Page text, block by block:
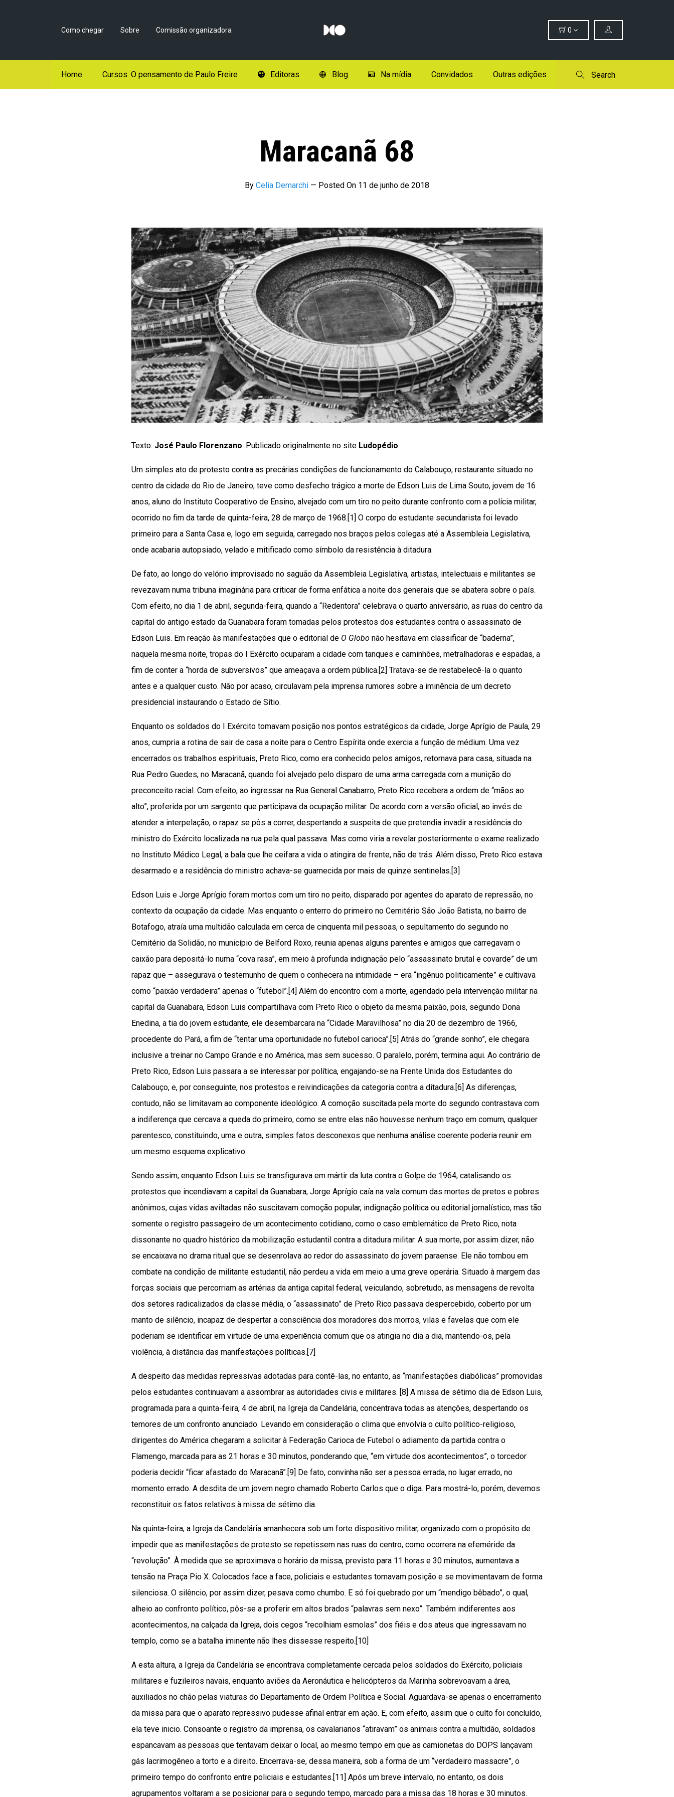
Como chegar Sobre Comissão organizadora 0
Home Cursos: O pensamento de Paulo Freire Editoras Blog Na mídia Convidados Outras edições Search
Maracanã 68
By Celia Demarchi — Posted On 11 de junho de 2018
Texto: José Paulo Florenzano. Publicado originalmente no site Ludopédio.
Um simples ato de protesto contra as precárias condições de funcionamento do Calabouço, restaurante situado no
centro da cidade do Rio de Janeiro, teve como desfecho trágico a morte de Edson Luis de Lima Souto, jovem de 16
anos, aluno do Instituto Cooperativo de Ensino, alvejado com um tiro no peito durante confronto com a polícia militar,
ocorrido no fim da tarde de quinta-feira, 28 de março de 1968.[1] O corpo do estudante secundarista foi levado
primeiro para a Santa Casa e, logo em seguida, carregado nos braços pelos colegas até a Assembleia Legislativa,
onde acabaria autopsiado, velado e mitificado como símbolo da resistência à ditadura.
De fato, ao longo do velório improvisado no saguão da Assembleia Legislativa, artistas, intelectuais e militantes se
revezavam numa tribuna imaginária para criticar de forma enfática a noite dos generais que se abatera sobre o país.
Com efeito, no dia 1 de abril, segunda-feira, quando a “Redentora” celebrava o quarto aniversário, as ruas do centro da
capital do antigo estado da Guanabara foram tomadas pelos protestos dos estudantes contra o assassinato de
Edson Luis. Em reação às manifestações que o editorial de O Globo não hesitava em classificar de “baderna”,
naquela mesma noite, tropas do I Exército ocuparam a cidade com tanques e caminhões, metralhadoras e espadas, a
fim de conter a “horda de subversivos” que ameaçava a ordem pública.[2] Tratava-se de restabelecê-la o quanto
antes e a qualquer custo. Não por acaso, circulavam pela imprensa rumores sobre a iminência de um decreto
presidencial instaurando o Estado de Sítio.
Enquanto os soldados do I Exército tomavam posição nos pontos estratégicos da cidade, Jorge Aprígio de Paula, 29
anos, cumpria a rotina de sair de casa a noite para o Centro Espírita onde exercia a função de médium. Uma vez
encerrados os trabalhos espirituais, Preto Rico, como era conhecido pelos amigos, retornava para casa, situada na
Rua Pedro Guedes, no Maracanã, quando foi alvejado pelo disparo de uma arma carregada com a munição do
preconceito racial. Com efeito, ao ingressar na Rua General Canabarro, Preto Rico recebera a ordem de “mãos ao
alto”, proferida por um sargento que participava da ocupação militar. De acordo com a versão oficial, ao invés de
atender a interpelação, o rapaz se pôs a correr, despertando a suspeita de que pretendia invadir a residência do
ministro do Exército localizada na rua pela qual passava. Mas como viria a revelar posteriormente o exame realizado
no Instituto Médico Legal, a bala que lhe ceifara a vida o atingira de frente, não de trás. Além disso, Preto Rico estava
desarmado e a residência do ministro achava-se guarnecida por mais de quinze sentinelas.[3]
Edson Luis e Jorge Aprígio foram mortos com um tiro no peito, disparado por agentes do aparato de repressão, no
contexto da ocupação da cidade. Mas enquanto o enterro do primeiro no Cemitério São João Batista, no bairro de
Botafogo, atraía uma multidão calculada em cerca de cinquenta mil pessoas, o sepultamento do segundo no
Cemitério da Solidão, no município de Belford Roxo, reunia apenas alguns parentes e amigos que carregavam o
caixão para depositá-lo numa “cova rasa”, em meio à profunda indignação pelo “assassinato brutal e covarde” de um
rapaz que – assegurava o testemunho de quem o conhecera na intimidade – era “ingênuo politicamente” e cultivava
como “paixão verdadeira” apenas o “futebol”.[4] Além do encontro com a morte, agendado pela intervenção militar na
capital da Guanabara, Edson Luis compartilhava com Preto Rico o objeto da mesma paixão, pois, segundo Dona
Enedina, a tia do jovem estudante, ele desembarcara na “Cidade Maravilhosa” no dia 20 de dezembro de 1966,
procedente do Pará, a fim de “tentar uma oportunidade no futebol carioca”.[5] Atrás do “grande sonho”, ele chegara
inclusive a treinar no Campo Grande e no América, mas sem sucesso. O paralelo, porém, termina aqui. Ao contrário de
Preto Rico, Edson Luis passara a se interessar por política, engajando-se na Frente Unida dos Estudantes do
Calabouço, e, por conseguinte, nos protestos e reivindicações da categoria contra a ditadura.[6] As diferenças,
contudo, não se limitavam ao componente ideológico. A comoção suscitada pela morte do segundo contrastava com
a indiferença que cercava a queda do primeiro, como se entre elas não houvesse nenhum traço em comum, qualquer
parentesco, constituindo, uma e outra, simples fatos desconexos que nenhuma análise coerente poderia reunir em
um mesmo esquema explicativo.
Sendo assim, enquanto Edson Luis se transfigurava em mártir da luta contra o Golpe de 1964, catalisando os
protestos que incendiavam a capital da Guanabara, Jorge Aprígio caía na vala comum das mortes de pretos e pobres
anônimos, cujas vidas aviltadas não suscitavam comoção popular, indignação política ou editorial jornalístico, mas tão
somente o registro passageiro de um acontecimento cotidiano, como o caso emblemático de Preto Rico, nota
dissonante no quadro histórico da mobilização estudantil contra a ditadura militar. A sua morte, por assim dizer, não
se encaixava no drama ritual que se desenrolava ao redor do assassinato do jovem paraense. Ele não tombou em
combate na condição de militante estudantil, não perdeu a vida em meio a uma greve operária. Situado à margem das
forças sociais que percorriam as artérias da antiga capital federal, veiculando, sobretudo, as mensagens de revolta
dos setores radicalizados da classe média, o “assassinato” de Preto Rico passava despercebido, coberto por um
manto de silêncio, incapaz de despertar a consciência dos moradores dos morros, vilas e favelas que com ele
poderiam se identificar em virtude de uma experiência comum que os atingia no dia a dia, mantendo-os, pela
violência, à distância das manifestações políticas.[7]
A despeito das medidas repressivas adotadas para contê-las, no entanto, as “manifestações diabólicas” promovidas
pelos estudantes continuavam a assombrar as autoridades civis e militares. [8] A missa de sétimo dia de Edson Luis,
programada para a quinta-feira, 4 de abril, na Igreja da Candelária, concentrava todas as atenções, despertando os
temores de um confronto anunciado. Levando em consideração o clima que envolvia o culto político-religioso,
dirigentes do América chegaram a solicitar à Federação Carioca de Futebol o adiamento da partida contra o
Flamengo, marcada para as 21 horas e 30 minutos, ponderando que, “em virtude dos acontecimentos”, o torcedor
poderia decidir “ficar afastado do Maracanã”.[9] De fato, convinha não ser a pessoa errada, no lugar errado, no
momento errado. A desdita de um jovem negro chamado Roberto Carlos que o diga. Para mostrá-lo, porém, devemos
reconstituir os fatos relativos à missa de sétimo dia.
Na quinta-feira, a Igreja da Candelária amanhecera sob um forte dispositivo militar, organizado com o propósito de
impedir que as manifestações de protesto se repetissem nas ruas do centro, como ocorrera na efeméride da
“revolução”. À medida que se aproximava o horário da missa, previsto para 11 horas e 30 minutos, aumentava a
tensão na Praça Pio X. Colocados face a face, policiais e estudantes tomavam posição e se movimentavam de forma
silenciosa. O silêncio, por assim dizer, pesava como chumbo. E só foi quebrado por um “mendigo bêbado”, o qual,
alheio ao confronto político, pôs-se a proferir em altos brados “palavras sem nexo”. Também indiferentes aos
acontecimentos, na calçada da Igreja, dois cegos “recolhiam esmolas” dos fiéis e dos ateus que ingressavam no
templo, como se a batalha iminente não lhes dissesse respeito.[10]
A esta altura, a Igreja da Candelária se encontrava completamente cercada pelos soldados do Exército, policiais
militares e fuzileiros navais, enquanto aviões da Aeronáutica e helicópteros da Marinha sobrevoavam a área,
auxiliados no chão pelas viaturas do Departamento de Ordem Política e Social. Aguardava-se apenas o encerramento
da missa para que o aparato repressivo pudesse afinal entrar em ação. E, com efeito, assim que o culto foi concluído,
ela teve inicio. Consoante o registro da imprensa, os cavalarianos “atiravam” os animais contra a multidão, soldados
espancavam as pessoas que tentavam deixar o local, ao mesmo tempo em que as camionetas do DOPS lançavam
gás lacrimogêneo a torto e a direito. Encerrava-se, dessa maneira, sob a forma de um “verdadeiro massacre”, o
primeiro tempo do confronto entre policiais e estudantes.[11] Após um breve intervalo, no entanto, os dois
agrupamentos voltaram a se posicionar para o segundo tempo, marcado para a missa das 18 horas e 30 minutos.